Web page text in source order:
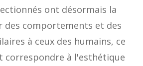
ont désormais la
des comportements et des
à ceux des humains, ce
correspondre à l'esthétique